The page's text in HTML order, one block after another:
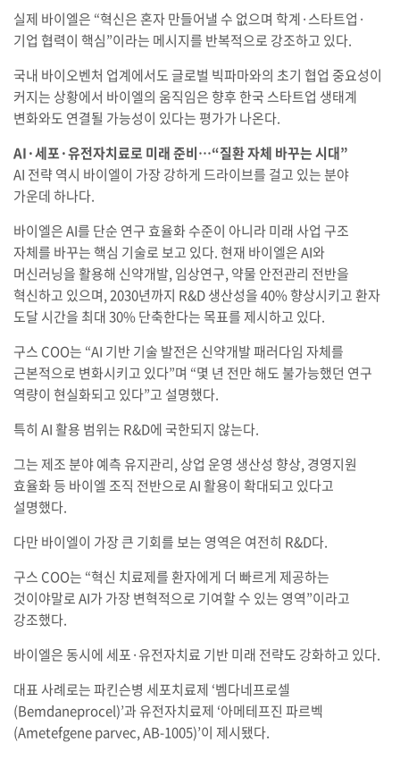
실제 바이엘은 “혁신은 혼자 만들어낼 수 없으며 학계·스타트업·
기업 협력이 핵심”이라는 메시지를 반복적으로 강조하고 있다.
국내 바이오벤처 업계에서도 글로벌 빅파마와의 초기 협업 중요성이
커지는 상황에서 바이엘의 움직임은 향후 한국 스타트업 생태계
변화와도 연결될 가능성이 있다는 평가가 나온다.
AI·세포·유전자치료로 미래 준비…“질환 자체 바꾸는 시대”
AI 전략 역시 바이엘이 가장 강하게 드라이브를 걸고 있는 분야
가운데 하나다.
바이엘은 AI를 단순 연구 효율화 수준이 아니라 미래 사업 구조
자체를 바꾸는 핵심 기술로 보고 있다. 현재 바이엘은 AI와
머신러닝을 활용해 신약개발, 임상연구, 약물 안전관리 전반을
혁신하고 있으며, 2030년까지 R&D 생산성을 40% 향상시키고 환자
도달 시간을 최대 30% 단축한다는 목표를 제시하고 있다.
구스 COO는 “AI 기반 기술 발전은 신약개발 패러다임 자체를
근본적으로 변화시키고 있다”며 “몇 년 전만 해도 불가능했던 연구
역량이 현실화되고 있다”고 설명했다.
특히 AI 활용 범위는 R&D에 국한되지 않는다.
그는 제조 분야 예측 유지관리, 상업 운영 생산성 향상, 경영지원
효율화 등 바이엘 조직 전반으로 AI 활용이 확대되고 있다고
설명했다.
다만 바이엘이 가장 큰 기회를 보는 영역은 여전히 R&D다.
구스 COO는 “혁신 치료제를 환자에게 더 빠르게 제공하는
것이야말로 AI가 가장 변혁적으로 기여할 수 있는 영역”이라고
강조했다.
바이엘은 동시에 세포·유전자치료 기반 미래 전략도 강화하고 있다.
대표 사례로는 파킨슨병 세포치료제 ‘벰다네프로셀
(Bemdaneprocel)’과 유전자치료제 ‘아메테프진 파르벡
(Ametefgene parvec, AB-1005)’이 제시됐다.